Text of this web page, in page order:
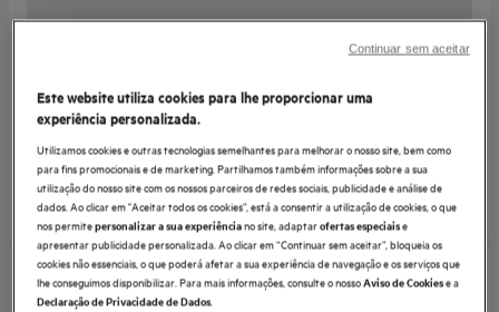
Este website utiliza cookies para lhe proporcionar uma
experiência personalizada.
Utilizamos cookies e outras tecnologias semelhantes para melhorar o nosso site, bem como
para fins promocionais e de marketing. Partilhamos também informações sobre a sua
utilização do nosso site com os nossos parceiros de redes sociais, publicidade e análise de
dados. Ao clicar em "Aceitar todos os cookies”, está a consentir a utilização de cookies, o que
nos permitepersonalizar a sua experiênciano site, adaptarofertas especiaise
apresentar publicidade personalizada. Ao clicar em “Continuar sem aceitar”, bloqueia os
cookies não essenciais, o que poderá afetar a sua experiência de navegação e os serviços que
lhe conseguimos disponibilizar. Para mais informações, consulte o nossoAviso de Cookiese a
Declaração de Privacidade de Dados.
Continuar sem aceitar